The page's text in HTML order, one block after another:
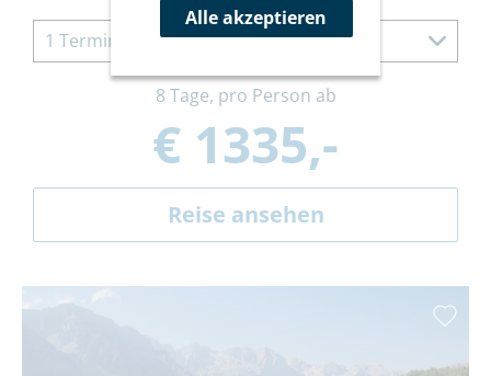
1 Termin à 8 Tage
8 Tage, pro Person ab
€ 1335,-
Reise ansehen
Alle akzeptieren